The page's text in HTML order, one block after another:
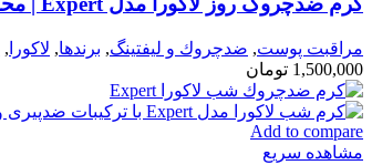
مراقبت پوست, ضدچروك و ليفتينگ, برندها, لاكورا ,
1,500,000 تومان
Add to compare
مشاهده سریع